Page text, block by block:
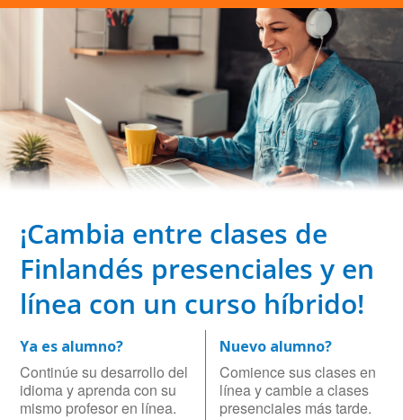
¡Cambia entre clases de
Finlandés presenciales y en
línea con un curso híbrido!
Ya es alumno?
Continúe su desarrollo del
idioma y aprenda con su
mismo profesor en línea.
Nuevo alumno?
Comience sus clases en
línea y cambie a clases
presenciales más tarde.